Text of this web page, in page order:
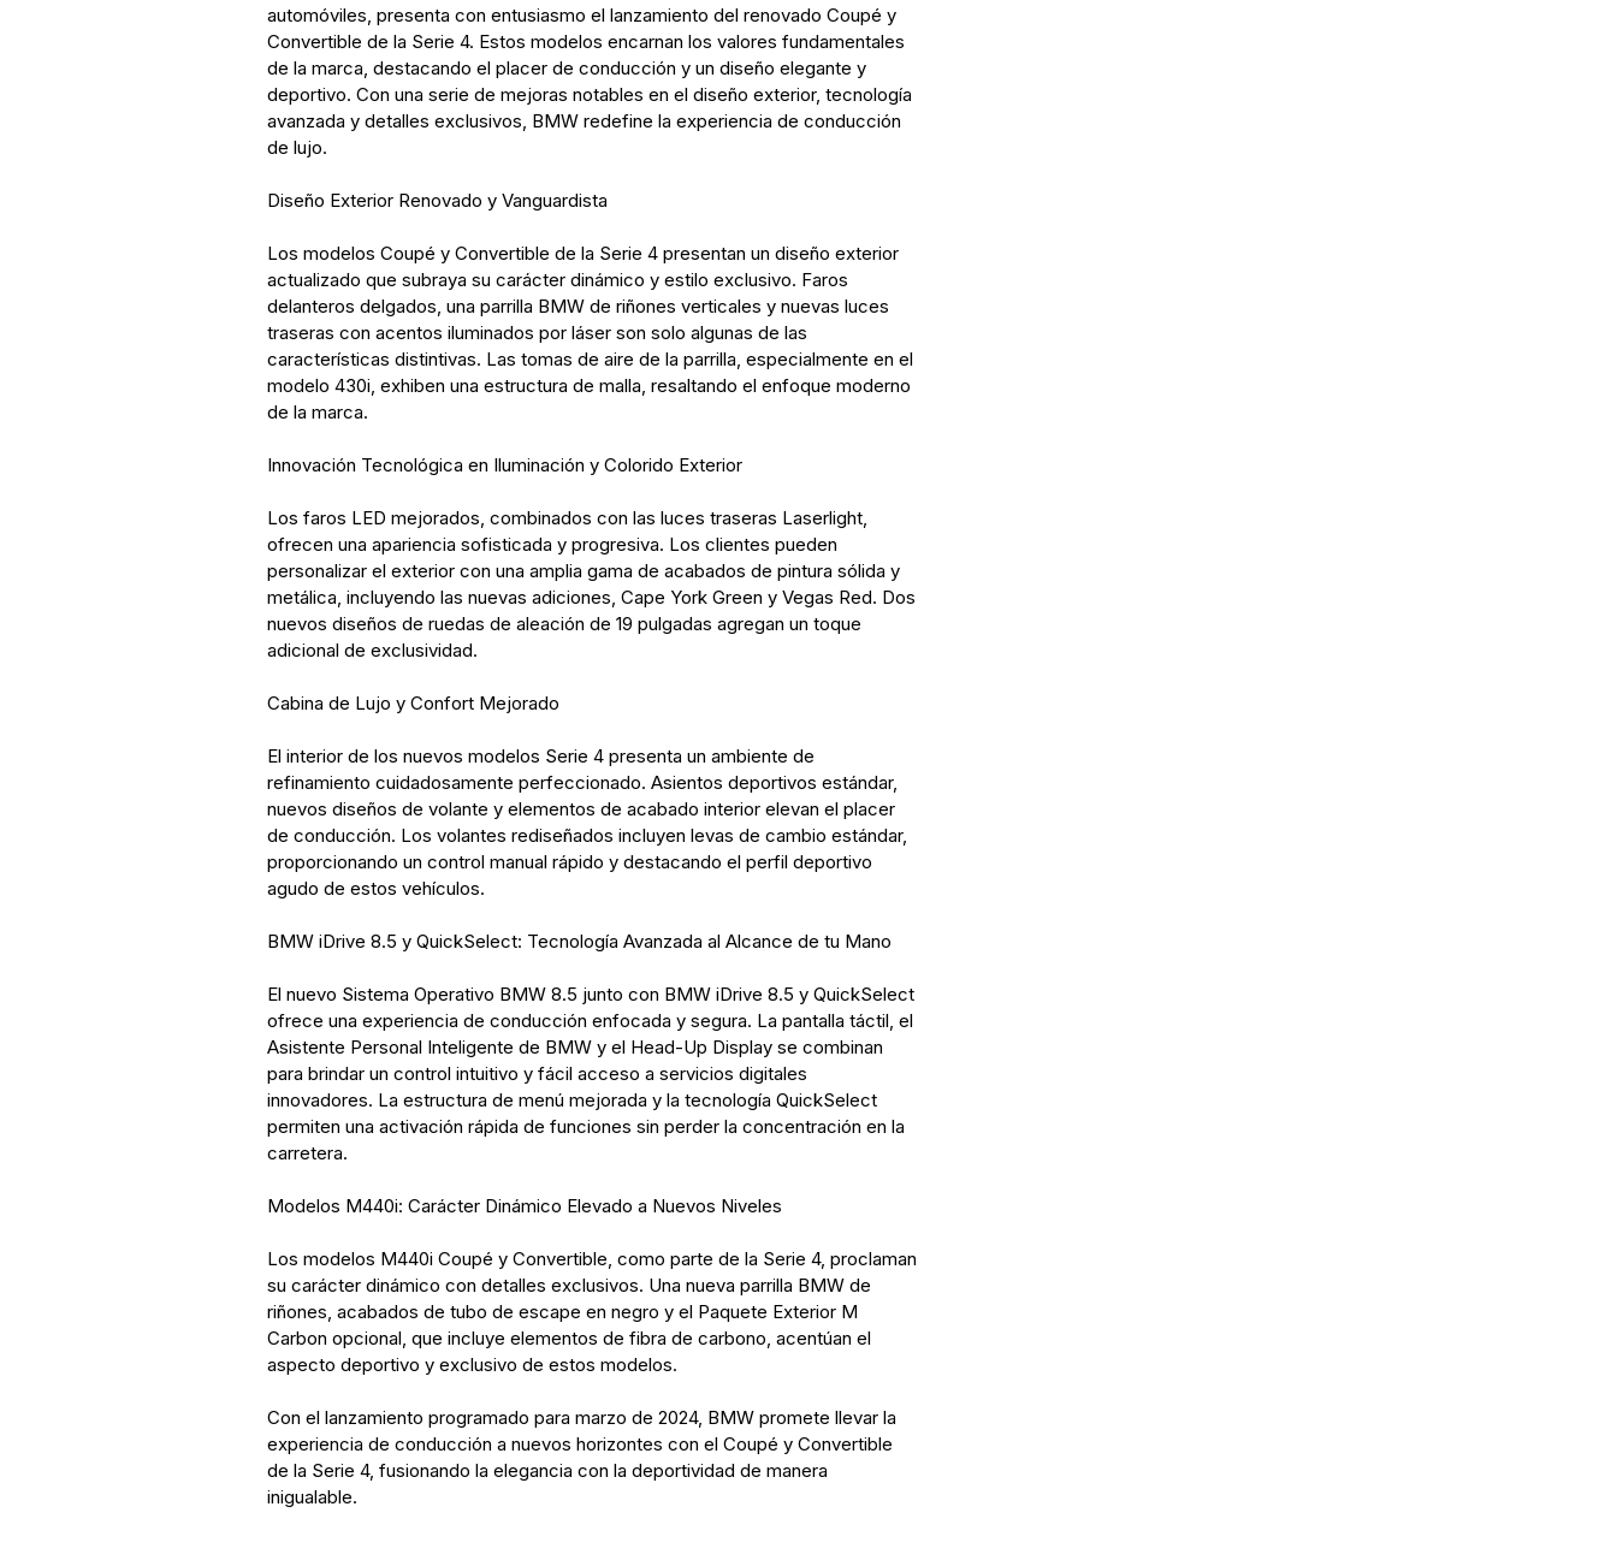
automóviles, presenta con entusiasmo el lanzamiento del renovado Coupé y
Convertible de la Serie 4. Estos modelos encarnan los valores fundamentales
de la marca, destacando el placer de conducción y un diseño elegante y
deportivo. Con una serie de mejoras notables en el diseño exterior, tecnología
avanzada y detalles exclusivos, BMW redefine la experiencia de conducción
de lujo.
Diseño Exterior Renovado y Vanguardista
Los modelos Coupé y Convertible de la Serie 4 presentan un diseño exterior
actualizado que subraya su carácter dinámico y estilo exclusivo. Faros
delanteros delgados, una parrilla BMW de riñones verticales y nuevas luces
traseras con acentos iluminados por láser son solo algunas de las
características distintivas. Las tomas de aire de la parrilla, especialmente en el
modelo 430i, exhiben una estructura de malla, resaltando el enfoque moderno
de la marca.
Innovación Tecnológica en Iluminación y Colorido Exterior
Los faros LED mejorados, combinados con las luces traseras Laserlight,
ofrecen una apariencia sofisticada y progresiva. Los clientes pueden
personalizar el exterior con una amplia gama de acabados de pintura sólida y
metálica, incluyendo las nuevas adiciones, Cape York Green y Vegas Red. Dos
nuevos diseños de ruedas de aleación de 19 pulgadas agregan un toque
adicional de exclusividad.
Cabina de Lujo y Confort Mejorado
El interior de los nuevos modelos Serie 4 presenta un ambiente de
refinamiento cuidadosamente perfeccionado. Asientos deportivos estándar,
nuevos diseños de volante y elementos de acabado interior elevan el placer
de conducción. Los volantes rediseñados incluyen levas de cambio estándar,
proporcionando un control manual rápido y destacando el perfil deportivo
agudo de estos vehículos.
BMW iDrive 8.5 y QuickSelect: Tecnología Avanzada al Alcance de tu Mano
El nuevo Sistema Operativo BMW 8.5 junto con BMW iDrive 8.5 y QuickSelect
ofrece una experiencia de conducción enfocada y segura. La pantalla táctil, el
Asistente Personal Inteligente de BMW y el Head-Up Display se combinan
para brindar un control intuitivo y fácil acceso a servicios digitales
innovadores. La estructura de menú mejorada y la tecnología QuickSelect
permiten una activación rápida de funciones sin perder la concentración en la
carretera.
Modelos M440i: Carácter Dinámico Elevado a Nuevos Niveles
Los modelos M440i Coupé y Convertible, como parte de la Serie 4, proclaman
su carácter dinámico con detalles exclusivos. Una nueva parrilla BMW de
riñones, acabados de tubo de escape en negro y el Paquete Exterior M
Carbon opcional, que incluye elementos de fibra de carbono, acentúan el
aspecto deportivo y exclusivo de estos modelos.
Con el lanzamiento programado para marzo de 2024, BMW promete llevar la
experiencia de conducción a nuevos horizontes con el Coupé y Convertible
de la Serie 4, fusionando la elegancia con la deportividad de manera
inigualable.